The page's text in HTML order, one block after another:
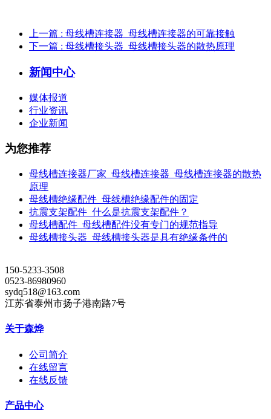
上一篇 : 母线槽连接器_母线槽连接器的可靠接触
下一篇 : 母线槽接头器​_母线槽接头器​的散热原理
新闻中心
媒体报道
行业资讯
企业新闻
为您推荐
母线槽连接器厂家_母线槽连接器_母线槽连接器的散热
原理
母线槽绝缘配件_母线槽绝缘配件的固定
抗震支架配件_什么是抗震支架配件？
母线槽配件_母线槽配件没有专门的规范指导
母线槽接头器_母线槽接头器是具有绝缘条件的
150-5233-3508
0523-86980960
sydq518@163.com
江苏省泰州市扬子港南路7号
关于森烨
公司简介
在线留言
在线反馈
产品中心